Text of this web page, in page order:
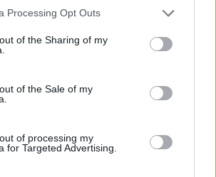
Processing Opt Outs
of the Sharing of my
of the Sale of my
of processing my
for Targeted Advertising.
ukrán 7. gyorsreagálású egység
engedő oroszok elkezdtek Grap-P
alkalmazni, ezeket Moszkva
a portfolio.hu hírarchívumához
olvasása előfizetéses